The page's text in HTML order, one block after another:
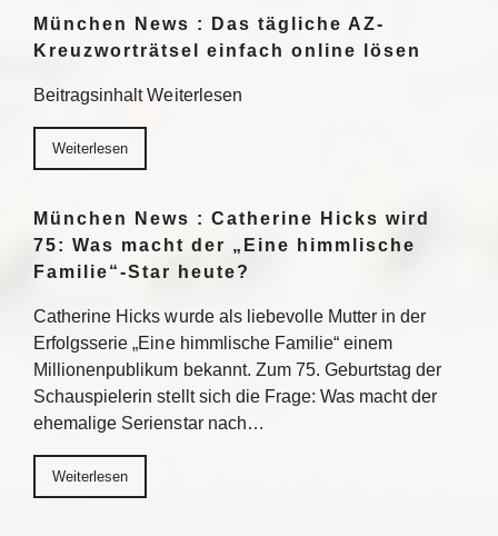
München News : Das tägliche AZ-
Kreuzworträtsel einfach online lösen
Beitragsinhalt Weiterlesen
Weiterlesen
München News : Catherine Hicks wird
75: Was macht der „Eine himmlische
Familie“-Star heute?
Catherine Hicks wurde als liebevolle Mutter in der
Erfolgsserie „Eine himmlische Familie“ einem
Millionenpublikum bekannt. Zum 75. Geburtstag der
Schauspielerin stellt sich die Frage: Was macht der
ehemalige Serienstar nach…
Weiterlesen